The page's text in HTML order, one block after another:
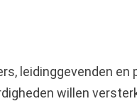
leidinggevenden
willen